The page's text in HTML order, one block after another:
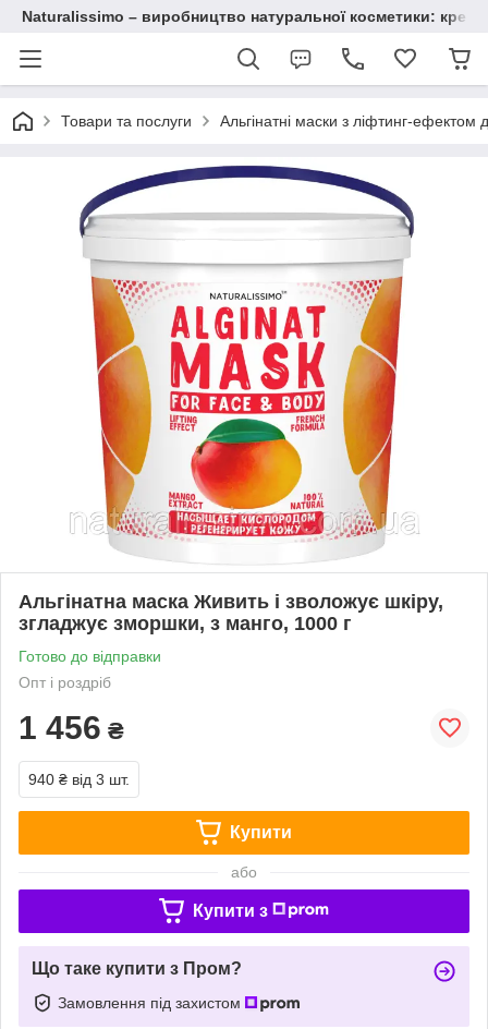
Naturalissimo – виробництво натуральної косметики:
Товари та послуги Альгінатні маски з ліфтинг-
Альгінатна маска Живить і зволожує шкіру,
згладжує зморшки, з манго, 1000 г
Готово до відправки
Опт і роздріб
1 456 ₴
940 ₴ від 3 шт.
Купити
або
Купити з
Що таке купити з Пром?
Замовлення під захистом